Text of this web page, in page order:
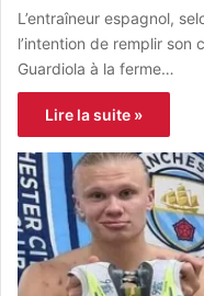
L’entraîneur espagnol,
l’intention de remplir son
Guardiola à la ferme…
Lire la suite »